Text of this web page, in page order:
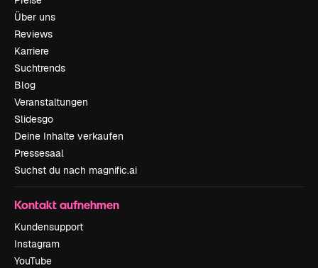
Über uns
Reviews
Karriere
Suchtrends
Blog
Veranstaltungen
Slidesgo
Deine Inhalte verkaufen
Pressesaal
Suchst du nach magnific.ai
Kontakt aufnehmen
Kundensupport
Instagram
YouTube